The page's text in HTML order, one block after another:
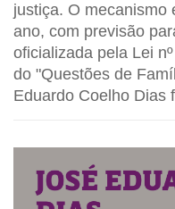
justiça. O mecanismo
ano, com previsão
oficializada pela Lei
do "Questões de
Eduardo Coelho Dias